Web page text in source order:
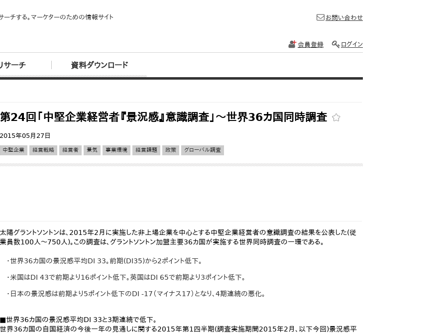
ーチする。マーケターのための情報サイト
サーチ 資料ダウンロード
お問い合わせ
会員登録 ログイン
第24回「中堅企業経営者『景況感』意識調査」～世界36カ国同時調査
2015年05月27日
中堅企業 経営戦略 経営者 景気 事業環境 経営課題 政策 グローバル調査
太陽グラントソントンは、2015年2月に実施した非上場企業を中心とする中堅企業経営者の意識調査の結果を公表した(従
業員数100人～750人)。この調査は、グラントソントン加盟主要36カ国が実施する世界同時調査の一環である。
・世界36カ国の景況感平均DI 33。前期(DI35)から2ポイント低下。
・米国はDI 43で前期より16ポイント低下。英国はDI 65で前期より3ポイント低下。
・日本の景況感は前期より5ポイント低下のDI -17（マイナス17）となり、4期連続の悪化。
■世界36カ国の景況感平均DI 33と3期連続で低下。
世界36カ国の自国経済の今後一年の見通しに関する2015年第1四半期(調査実施期間2015年2月、以下今回)景況感平